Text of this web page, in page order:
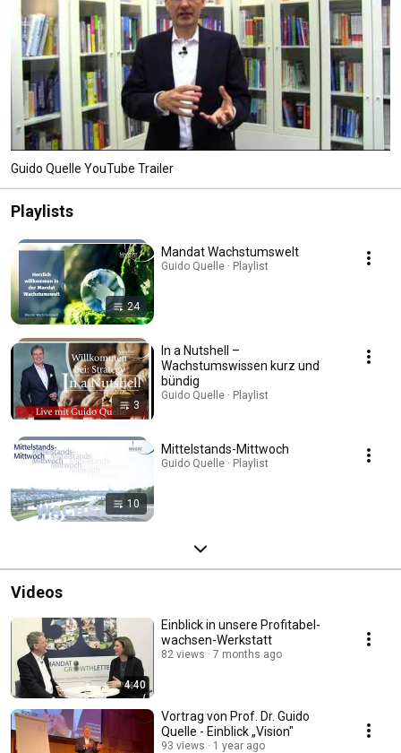
Guido Quelle YouTube Trailer
Playlists
24
Mandat Wachstumswelt
Guido Quelle · Playlist
3
In a Nutshell –
Wachstumswissen kurz und
bündig
Guido Quelle · Playlist
10
Mittelstands-Mittwoch
Guido Quelle · Playlist
Videos
4:40
Einblick in unsere Profitabel-
wachsen-Werkstatt
82 views 7 months ago
Vortrag von Prof. Dr. Guido
Quelle - Einblick „Vision"
93 views 1 year ago